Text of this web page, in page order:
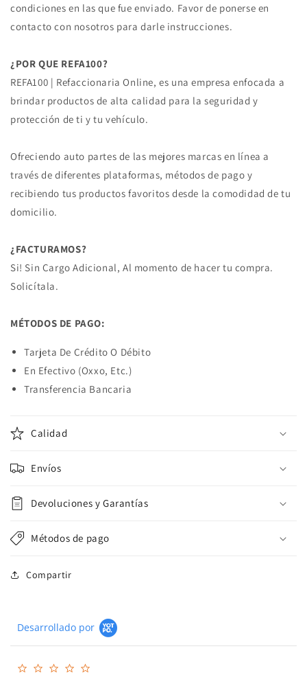
condiciones en las que fue enviado. Favor de ponerse en
contacto con nosotros para darle instrucciones.
¿POR QUE REFA100?
REFA100 | Refaccionaria Online, es una empresa enfocada a
brindar productos de alta calidad para la seguridad y
protección de ti y tu vehículo.
Ofreciendo auto partes de las mejores marcas en línea a
través de diferentes plataformas, métodos de pago y
recibiendo tus productos favoritos desde la comodidad de tu
domicilio.
¿FACTURAMOS?
Si! Sin Cargo Adicional, Al momento de hacer tu compra.
Solicítala.
MÉTODOS DE PAGO:
Tarjeta De Crédito O Débito
En Efectivo (Oxxo, Etc.)
Transferencia Bancaria
Calidad
Envíos
Devoluciones y Garantías
Métodos de pago
Compartir
Desarrollado por